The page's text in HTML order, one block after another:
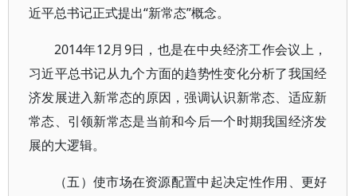
近平总书记正式提出“新常态”概念。
2014年12月9日，也是在中央经济工作会议上，
习近平总书记从九个方面的趋势性变化分析了我国经
济发展进入新常态的原因，强调认识新常态、适应新
常态、引领新常态是当前和今后一个时期我国经济发
展的大逻辑。
（五）使市场在资源配置中起决定性作用、更好